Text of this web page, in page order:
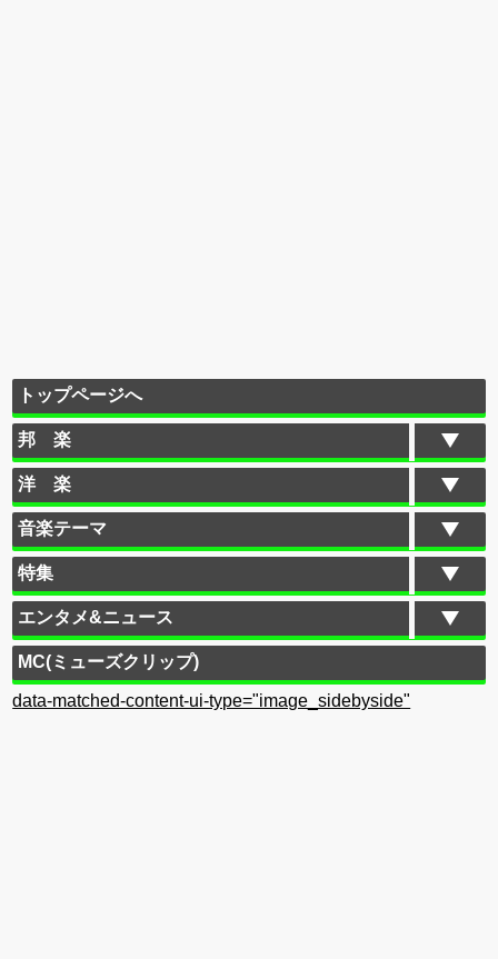
トップページへ
邦 楽
洋 楽
音楽テーマ
特集
エンタメ&ニュース
MC(ミューズクリップ)
data-matched-content-ui-type="image_sidebyside"